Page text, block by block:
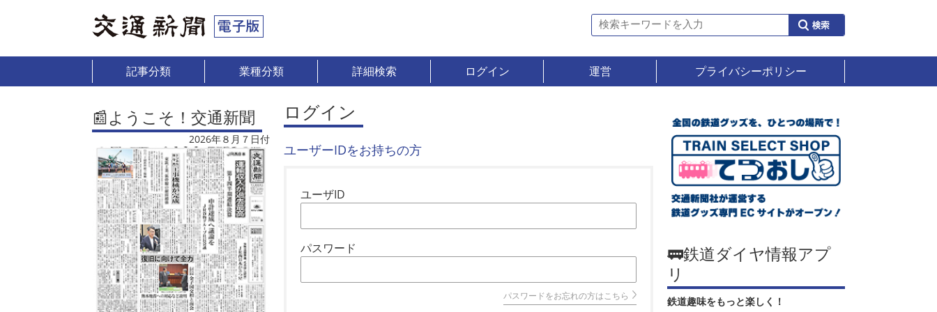
記事分類 業種分類 詳細検索 ログイン 運営 プライバシーポリシー
📰ようこそ！交通新聞
2026年８月７日付
ログイン
ユーザーIDをお持ちの方
ユーザID
パスワード
パスワードをお忘れの方はこちら
🚃鉄道ダイヤ情報アプ
リ
鉄道趣味をもっと楽しく！